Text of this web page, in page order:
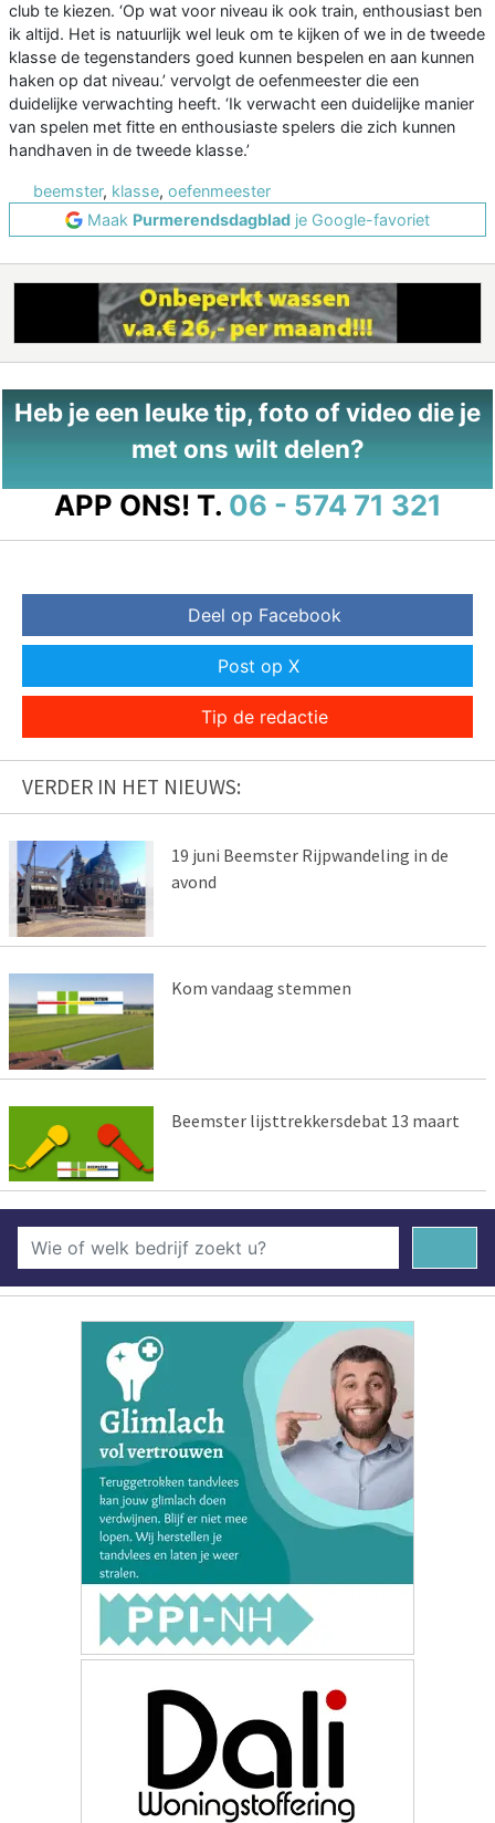
club te kiezen. ‘Op wat voor niveau ik ook train, enthousiast ben
ik altijd. Het is natuurlijk wel leuk om te kijken of we in de tweede
klasse de tegenstanders goed kunnen bespelen en aan kunnen
haken op dat niveau.’ vervolgt de oefenmeester die een
duidelijke verwachting heeft. ‘Ik verwacht een duidelijke manier
van spelen met fitte en enthousiaste spelers die zich kunnen
handhaven in de tweede klasse.’
beemster, klasse, oefenmeester
Maak Purmerendsdagblad je Google-favoriet
Heb je een leuke tip, foto of video die je
met ons wilt delen?
APP ONS! T. 06 - 574 71 321
Deel op Facebook
Post op X
Tip de redactie
VERDER IN HET NIEUWS:
19 juni Beemster Rijpwandeling in de
avond
Kom vandaag stemmen
Beemster lijsttrekkersdebat 13 maart